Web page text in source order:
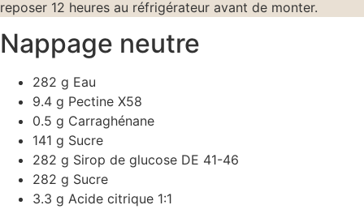
reposer 12 heures au réfrigérateur avant de monter.
Nappage neutre
282 g Eau
9.4 g Pectine X58
0.5 g Carraghénane
141 g Sucre
282 g Sirop de glucose DE 41-46
282 g Sucre
3.3 g Acide citrique 1:1